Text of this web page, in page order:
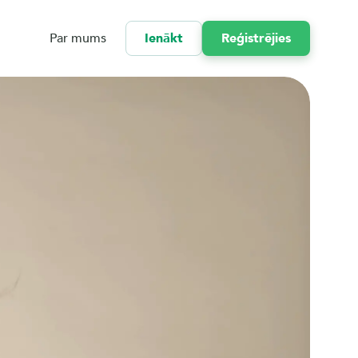
Par mums Ienākt Reģistrējies